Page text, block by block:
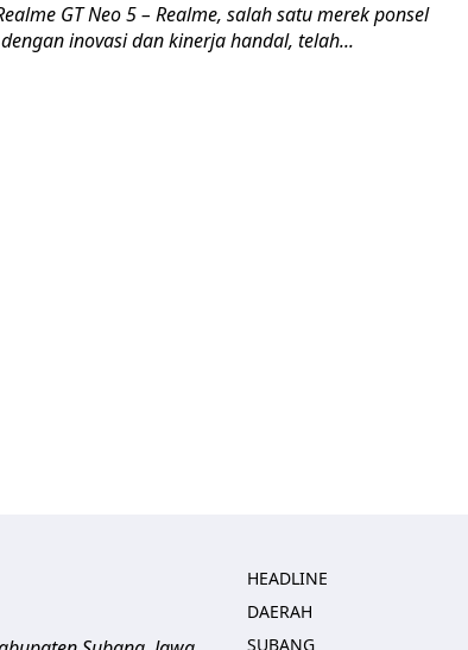
Realme GT Neo 5 – Realme, salah satu merek ponsel
inovasi dan kinerja handal, telah...
HEADLINE
DAERAH
SUBANG